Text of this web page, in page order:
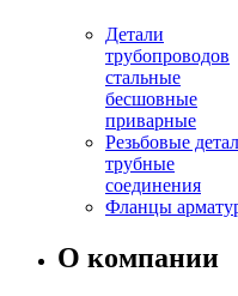
Детали
трубопроводов
стальные
бесшовные
приварные
Резьбовые
трубные
соединения
Фланцы
О компании